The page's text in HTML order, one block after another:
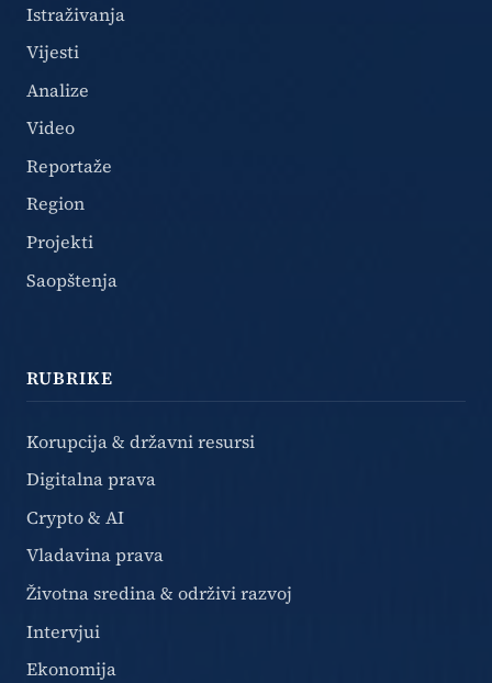
Istraživanja
Vijesti
Analize
Video
Reportaže
Region
Projekti
Saopštenja
RUBRIKE
Korupcija & državni resursi
Digitalna prava
Crypto & AI
Vladavina prava
Životna sredina & održivi razvoj
Intervjui
Ekonomija